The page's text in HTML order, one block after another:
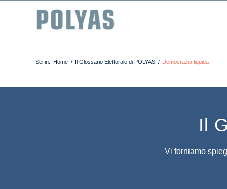
Sei in: Home / Il Glossario Elettorale di POLYAS / Democrazia liquida
Il
Vi forniamo